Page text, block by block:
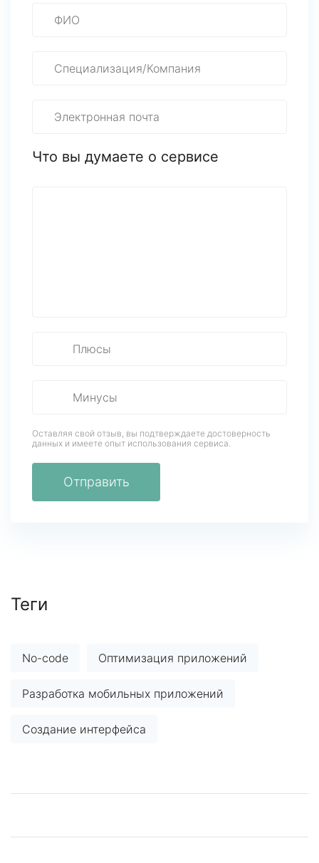
Что вы думаете о сервисе
Оставляя свой отзыв, вы подтверждаете достоверность
данных и имеете опыт использования сервиса.
Отправить
Теги
No-code Оптимизация приложений
Разработка мобильных приложений
Создание интерфейса